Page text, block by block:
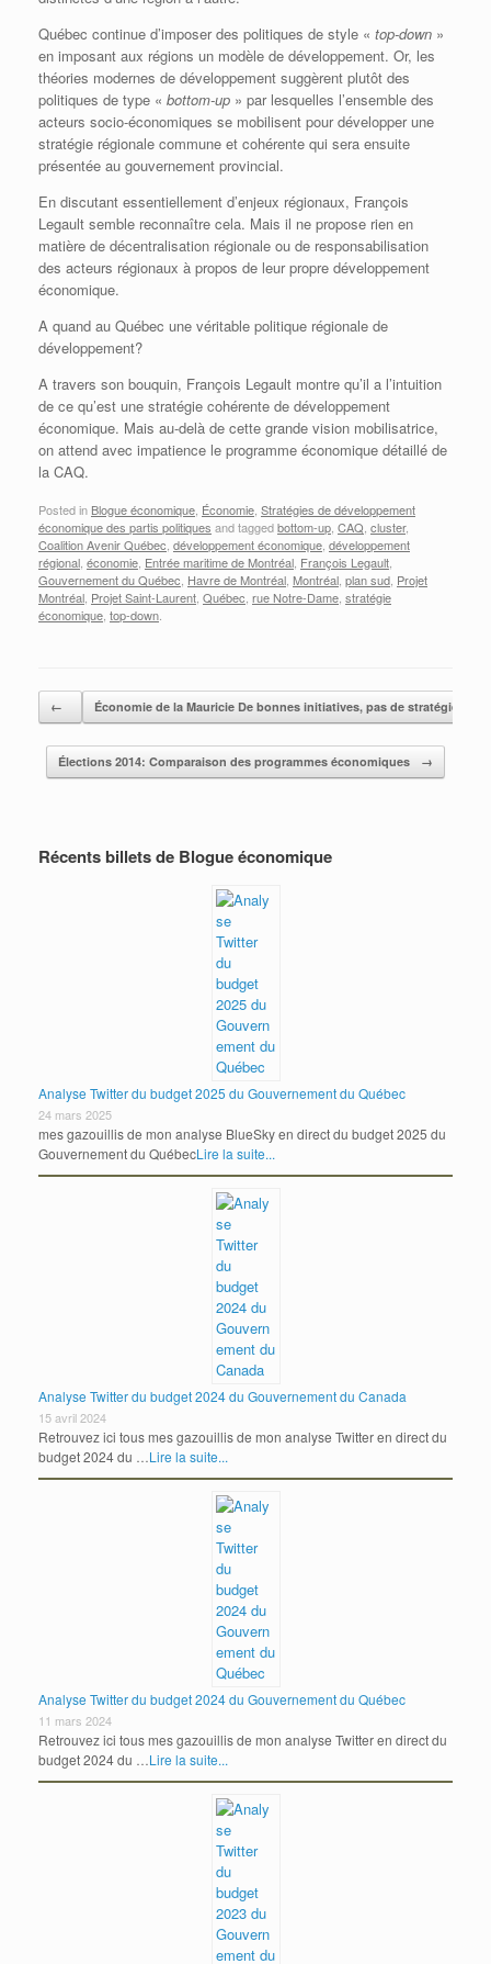
Québec continue d’imposer des politiques de style « top-down »
en imposant aux régions un modèle de développement. Or, les
théories modernes de développement suggèrent plutôt des
politiques de type « bottom-up » par lesquelles l’ensemble des
acteurs socio-économiques se mobilisent pour développer une
stratégie régionale commune et cohérente qui sera ensuite
présentée au gouvernement provincial.
En discutant essentiellement d’enjeux régionaux, François
Legault semble reconnaître cela. Mais il ne propose rien en
matière de décentralisation régionale ou de responsabilisation
des acteurs régionaux à propos de leur propre développement
économique.
A quand au Québec une véritable politique régionale de
développement?
A travers son bouquin, François Legault montre qu’il a l’intuition
de ce qu’est une stratégie cohérente de développement
économique. Mais au-delà de cette grande vision mobilisatrice,
on attend avec impatience le programme économique détaillé de
la CAQ.
Posted in Blogue économique Économie Stratégies de développement
économique des partis politiques and taggedbottom-up CAQ cluster,
Coalition Avenir Québec développement économique développement
régional économie Entrée maritime de Montréal François Legault
Gouvernement du Québec Havre de Montréal Montréal plan sud Projet
Montréal Projet Saint-Laurent Québec rue Notre-Dame stratégie
économique top-down
Post navigation
← Économie de la Mauricie De bonnes initiatives, pas de stratégie en
Élections 2014: Comparaison des programmes économiques →
Récents billets de Blogue économique
Analyse Twitter du budget 2025 du Gouvernement du Québec
24 mars 2025
mes gazouillis de mon analyse BlueSky en direct du budget 2025 du
Gouvernement du QuébecLire la suite...
Analyse Twitter du budget 2024 du Gouvernement du Canada
15 avril 2024
Retrouvez ici tous mes gazouillis de mon analyse Twitter en direct du
budget 2024 du …Lire la suite...
Analyse Twitter du budget 2024 du Gouvernement du Québec
11 mars 2024
Retrouvez ici tous mes gazouillis de mon analyse Twitter en direct du
budget 2024 du …Lire la suite...